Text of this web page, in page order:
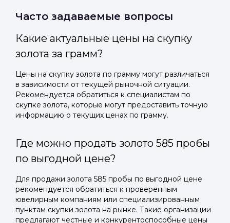
Часто задаваемые вопросы
Какие актуальные цены на скупку
золота за грамм?
Цены на скупку золота по грамму могут различаться
в зависимости от текущей рыночной ситуации.
Рекомендуется обратиться к специалистам по
скупке золота, которые могут предоставить точную
информацию о текущих ценах по грамму.
Где можно продать золото 585 пробы
по выгодной цене?
Для продажи золота 585 пробы по выгодной цене
рекомендуется обратиться к проверенным
ювелирным компаниям или специализированным
пунктам скупки золота на рынке. Такие организации
предлагают честные и конкурентоспособные цены